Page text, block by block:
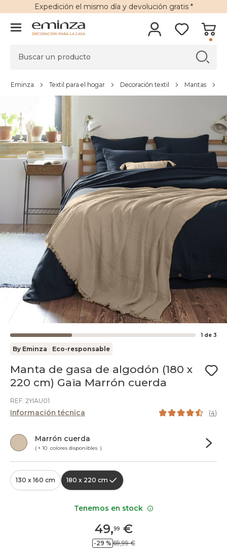
Expedición el mismo día y devolución gratis*
DECORACIÓN PARA LA CASA
Eminza Textil para el hogar Decoración textil Mantas
1 de 3
By Eminza Eco-responsable
Manta de gasa de algodón (180 x
220 cm) Gaïa Marrón cuerda
REF. 2YIAU01
Información técnica (4)
Marrón cuerda
( + 10 colores disponibles )
130 x 160 cm 180 x 220 cm
49,99€
-29 % 69,99 €